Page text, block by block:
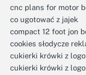
cnc plans for motor
co ugotować z jajek
compact 12 foot jon
cookies słodycze
cukierki krówki z logo
cukierki krówki z